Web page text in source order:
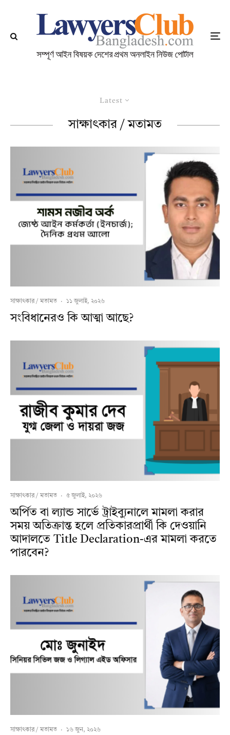
Latest
সাক্ষাৎকার / মতামত
সাক্ষাৎকার / মতামত · ১১ জুলাই, ২০২৬
সংবিধানেরও কি আত্মা আছে?
সাক্ষাৎকার / মতামত · ৫ জুলাই, ২০২৬
অর্পিত বা ল্যান্ড সার্ভে ট্রাইব্যুনালে মামলা করার
সময় অতিক্রান্ত হলে প্রতিকারপ্রার্থী কি দেওয়ানি
আদালতে Title Declaration-এর মামলা করতে
পারবেন?
সাক্ষাৎকার / মতামত · ১৬ জুন, ২০২৬